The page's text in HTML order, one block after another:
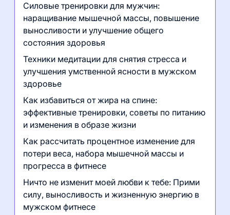
Силовые тренировки для мужчин:
наращивание мышечной массы, повышение
выносливости и улучшение общего
состояния здоровья
Техники медитации для снятия стресса и
улучшения умственной ясности в мужском
здоровье
Как избавиться от жира на спине:
эффективные тренировки, советы по питанию
и изменения в образе жизни
Как рассчитать процентное изменение для
потери веса, набора мышечной массы и
прогресса в фитнесе
Ничто не изменит моей любви к тебе: Прими
силу, выносливость и жизненную энергию в
мужском фитнесе